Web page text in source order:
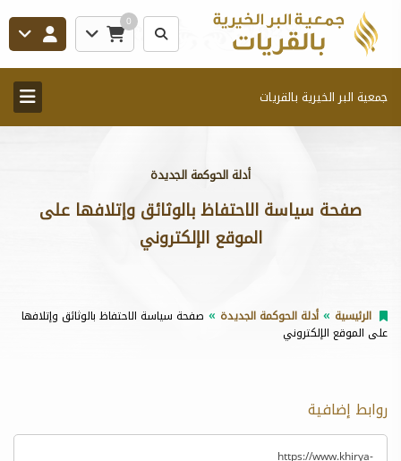
0
جمعية البر الخيرية بالقريات
أدلة الحوكمة الجديدة
صفحة سياسة الاحتفاظ بالوثائق وإتلافها على
الموقع الإلكتروني
الرئيسية أدلة الحوكمة الجديدة
صفحة سياسة الاحتفاظ بالوثائق وإتلافها
على الموقع الإلكتروني
روابط إضافية
https://www.khirya-